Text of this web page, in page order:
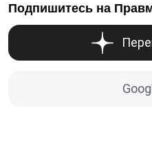
Подпишитесь на